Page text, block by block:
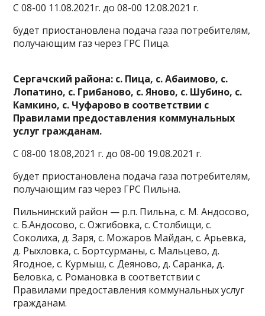
С 08-00 11.08.2021г. до 08-00 12.08.2021 г.
будет приостановлена подача газа потребителям,
получающим газ через ГРС Пица.
Сергачский района: с. Пица, с. Абаимово, с.
Лопатино, с. Грибаново, с. Яново, с. Шубино, с.
Камкино, с. Чуфарово в соответствии с
Правилами предоставления коммунальных
услуг гражданам.
С 08-00 18.08,2021 г. до 08-00 19.08.2021 г.
будет приостановлена подача газа потребителям,
получающим газ через ГРС Пильна.
Пильнинский район — р.п. Пильна, с. М. Андосово,
с. Б.Андосово, с. Ожгибовка, с. Столбищи, с.
Соколиха, д. Заря, с. Можаров Майдан, с. Арьевка,
д. Рыхловка, с. Бортсурманы, с. Мальцево, д.
Ягодное, с. Курмыш, с. Деяново, д. Саранка, д.
Беловка, с. Романовка в соответствии с
Правилами предоставления коммунальных услуг
гражданам.